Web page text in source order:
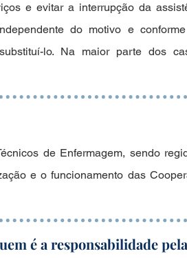
e evitar a interrupção da
do motivo e
lo. Na maior parte dos
de Enfermagem, sendo
e o funcionamento das
é a responsabilidade